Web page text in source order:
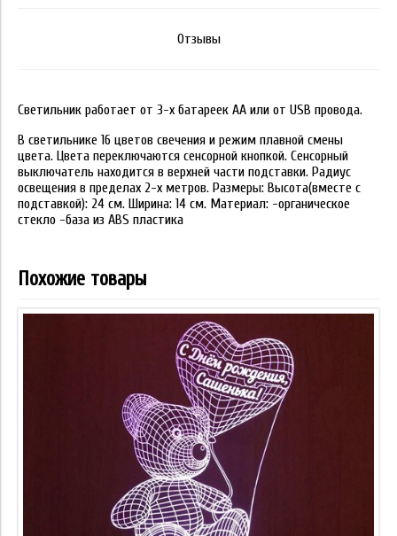
Отзывы
Светильник работает от 3-х батареек АА или от USB провода.
В светильнике 16 цветов свечения и режим плавной смены
цвета. Цвета переключаются сенсорной кнопкой. Сенсорный
выключатель находится в верхней части подставки. Радиус
освещения в пределах 2-х метров. Размеры: Высота(вместе с
подставкой): 24 см. Ширина: 14 см. Материал: -органическое
стекло -база из ABS пластика
Похожие товары